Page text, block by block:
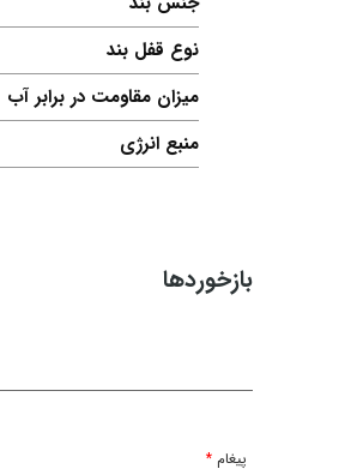
نوع قفل بند
میزان مقاومت در برابر آب
منبع انرژی
بازخوردها
پیغام *